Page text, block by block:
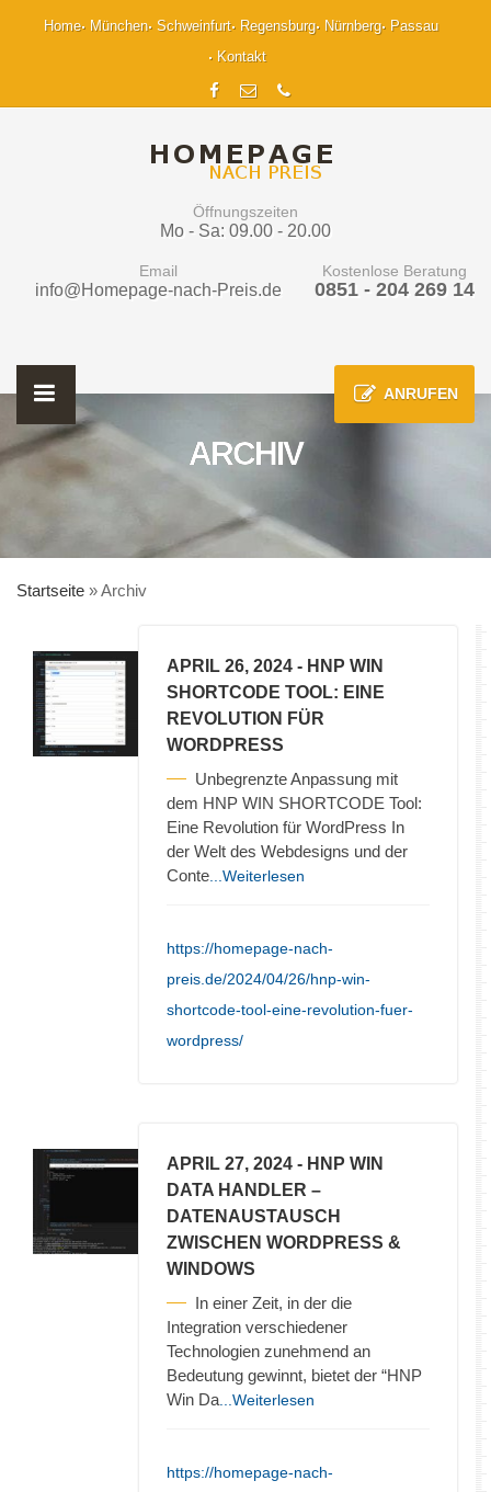
Home München Schweinfurt Regensburg Nürnberg
Passau
Kontakt
Öffnungszeiten
Mo - Sa: 09.00 - 20.00
Email
info@Homepage-nach-Preis.de
Kostenlose Beratung
0851 - 204 269 14
ANRUFEN
ARCHIV
Startseite »Archiv
APRIL 26, 2024 - HNP WIN
SHORTCODE TOOL: EINE
REVOLUTION FÜR
WORDPRESS
Unbegrenzte Anpassung mit
dem HNP WIN SHORTCODE Tool:
Eine Revolution für WordPress In
der Welt des Webdesigns und der
Conte ...Weiterlesen
https://homepage-nach-
preis.de/2024/04/26/hnp-win-
shortcode-tool-eine-revolution-fuer-
wordpress/
APRIL 27, 2024 - HNP WIN
DATA HANDLER –
DATENAUSTAUSCH
ZWISCHEN WORDPRESS &
WINDOWS
In einer Zeit, in der die
Integration verschiedener
Technologien zunehmend an
Bedeutung gewinnt, bietet der “HNP
Win Da ...Weiterlesen
https://homepage-nach-